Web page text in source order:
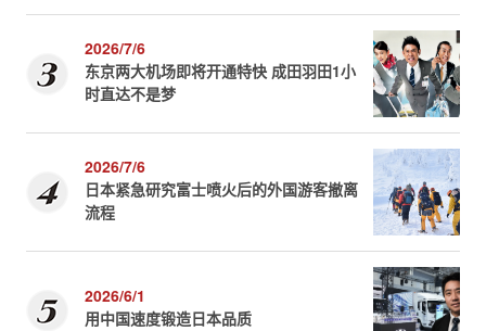
2026/7/6
东京两大机场即将开通特快 成田羽田1小
时直达不是梦
2026/7/6
日本紧急研究富士喷火后的外国游客撤离
流程
2026/6/1
用中国速度锻造日本品质